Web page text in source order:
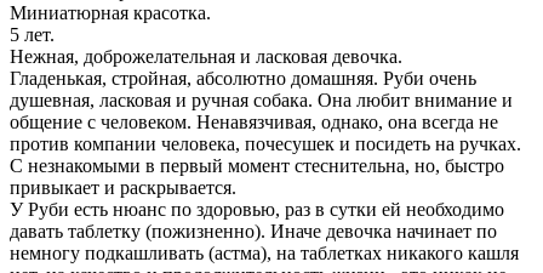
Миниатюрная красотка.
5 лет.
Нежная, доброжелательная и ласковая девочка.
Гладенькая, стройная, абсолютно домашняя. Руби очень
душевная, ласковая и ручная собака. Она любит внимание и
общение с человеком. Ненавязчивая, однако, она всегда не
против компании человека, почесушек и посидеть на ручках.
С незнакомыми в первый момент стеснительна, но, быстро
привыкает и раскрывается.
У Руби есть нюанс по здоровью, раз в сутки ей необходимо
давать таблетку (пожизненно). Иначе девочка начинает по
немногу подкашливать (астма), на таблетках никакого кашля